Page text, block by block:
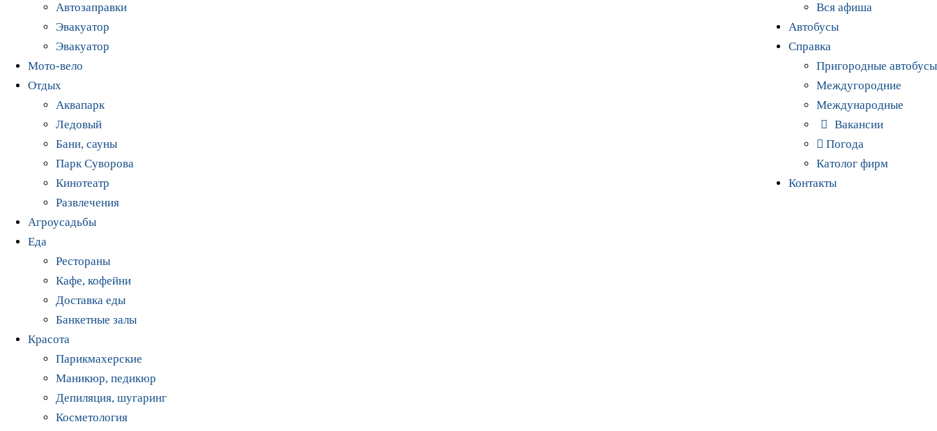
Вся афиша
Автобусы
Справка
Пригородные автобусы
Междугородние
Международные
Вакансии
Погода
Католог фирм
Контакты
Автозаправки
Эвакуатор
Эвакуатор
Мото-вело
Отдых
Аквапарк
Ледовый
Бани, сауны
Парк Суворова
Кинотеатр
Развлечения
Агроусадьбы
Еда
Рестораны
Кафе, кофейни
Доставка еды
Банкетные залы
Красота
Парикмахерские
Маникюр, педикюр
Депиляция, шугаринг
Косметология